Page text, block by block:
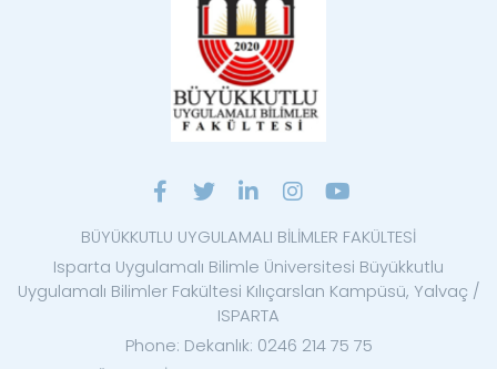
BÜYÜKKUTLU UYGULAMALI BİLİMLER FAKÜLTESİ
Isparta Uygulamalı Bilimle Üniversitesi Büyükkutlu
Uygulamalı Bilimler Fakültesi Kılıçarslan Kampüsü, Yalvaç /
ISPARTA
Phone: Dekanlık: 0246 214 75 75